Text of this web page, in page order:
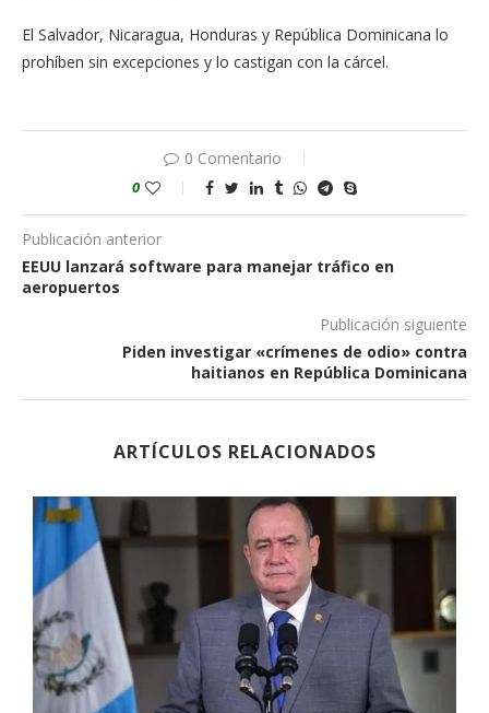
El Salvador, Nicaragua, Honduras y República Dominicana lo
prohíben sin excepciones y lo castigan con la cárcel.
0 Comentario
0
Publicación anterior
EEUU lanzará software para manejar tráfico en
aeropuertos
Publicación siguiente
Piden investigar «crímenes de odio» contra
haitianos en República Dominicana
ARTÍCULOS RELACIONADOS